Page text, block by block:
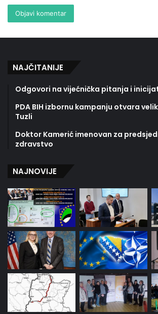
NAJČITANIJE
Odgovori na vijećnička pitanja i
PDA BIH izbornu kampanju otvara
Tuzli
Doktor Kamerić imenovan za
zdravstvo
NAJNOVIJE